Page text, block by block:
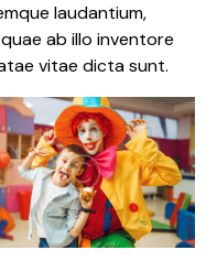
laudantium,
ab illo inventore
vitae dicta sunt.